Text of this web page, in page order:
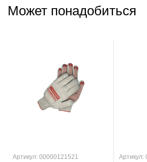
Может понадобиться
Артикул: 00000121521 Артикул: